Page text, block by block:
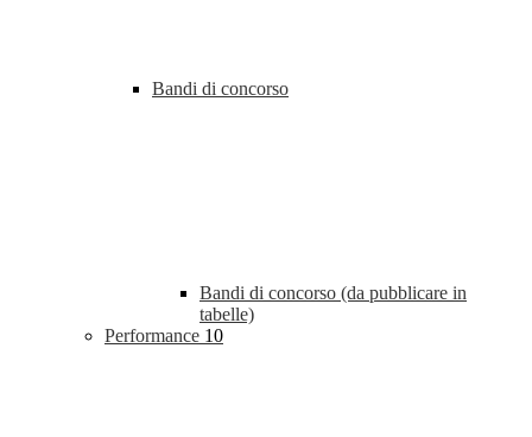
Bandi di concorso
Bandi di concorso (da pubblicare in
tabelle)
Performance 10